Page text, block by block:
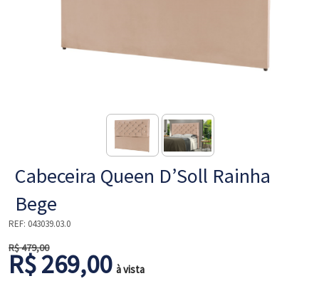
Cabeceira Queen D’Soll Rainha
Bege
REF: 043039.03.0
R$ 479,00
R$ 269,00à vista